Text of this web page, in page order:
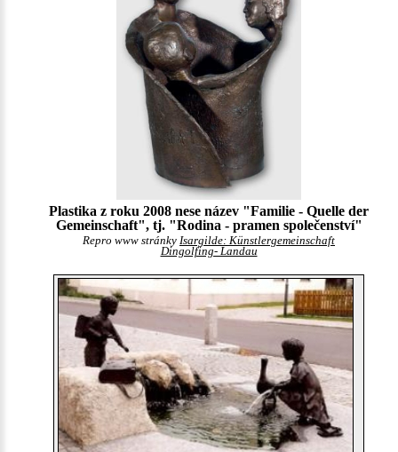
Plastika z roku 2008 nese název "Familie - Quelle der
Gemeinschaft", tj. "Rodina - pramen společenství"
Repro www stránky Isargilde: Künstlergemeinschaft
Dingolfing- Landau